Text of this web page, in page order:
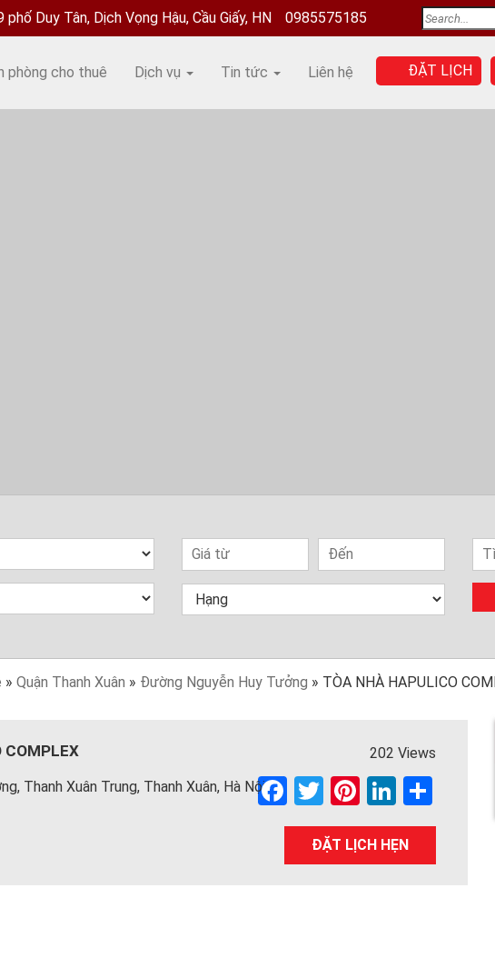
Duy Tân, Dịch Vọng Hậu, Cầu Giấy, HN 0985575185
phòng cho thuê Dịch vụ Tin tức Liên hệ ĐẶT LỊCH
» Quận Thanh Xuân » Đường Nguyễn Huy Tưởng » TÒA NHÀ HAPULICO
COMPLEX
202 Views
Thanh Xuân Trung, Thanh Xuân, Hà Nội
F
a
ce
T
wi
tt
Pi
nt
er
Li
n
ke
h
ĐẶT LỊCH HẸN